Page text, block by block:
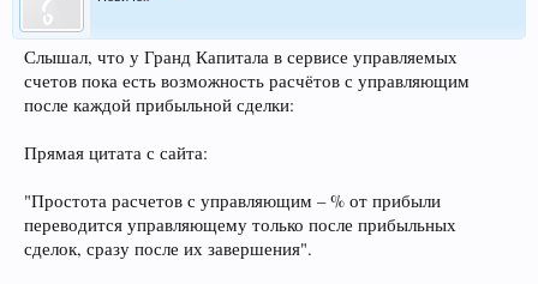
Слышал, что у Гранд Капитала в сервисе управляемых
счетов пока есть возможность расчётов с управляющим
после каждой прибыльной сделки:
Прямая цитата с сайта:
"Простота расчетов с управляющим – % от прибыли
переводится управляющему только после прибыльных
сделок, сразу после их завершения".